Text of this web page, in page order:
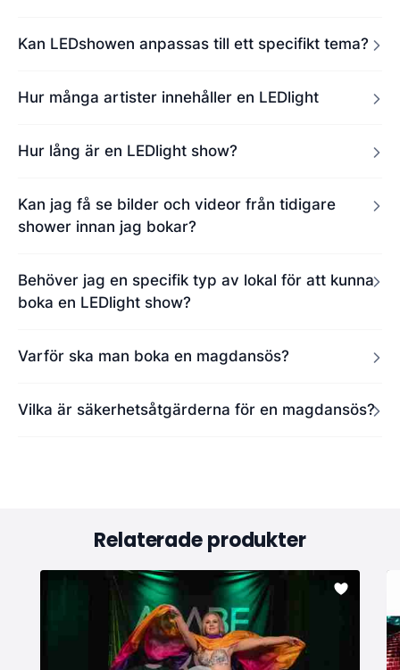
Kan LEDshowen anpassas till ett specifikt tema?
Hur många artister innehåller en LEDlight
Hur lång är en LEDlight show?
Kan jag få se bilder och videor från tidigare
shower innan jag bokar?
Behöver jag en specifik typ av lokal för att kunna
boka en LEDlight show?
Varför ska man boka en magdansös?
Vilka är säkerhetsåtgärderna för en magdansös?
Relaterade produkter